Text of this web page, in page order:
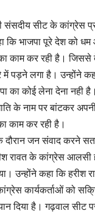
संसदीय सीट के कांग्रेस
कि भाजपा पूरे देश को
काम कर रही है। जिससे
पड़ने लगा है। उन्होंने
का कोई लेना देना नही
के नाम पर बांटकर
काम कर रही है।
दौरान जन संवाद करने
रावत के कांग्रेस आलसी
उन्होंने कहा कि हरीश
कार्यकर्ताओं को
दिया है। गढ़वाल सीट